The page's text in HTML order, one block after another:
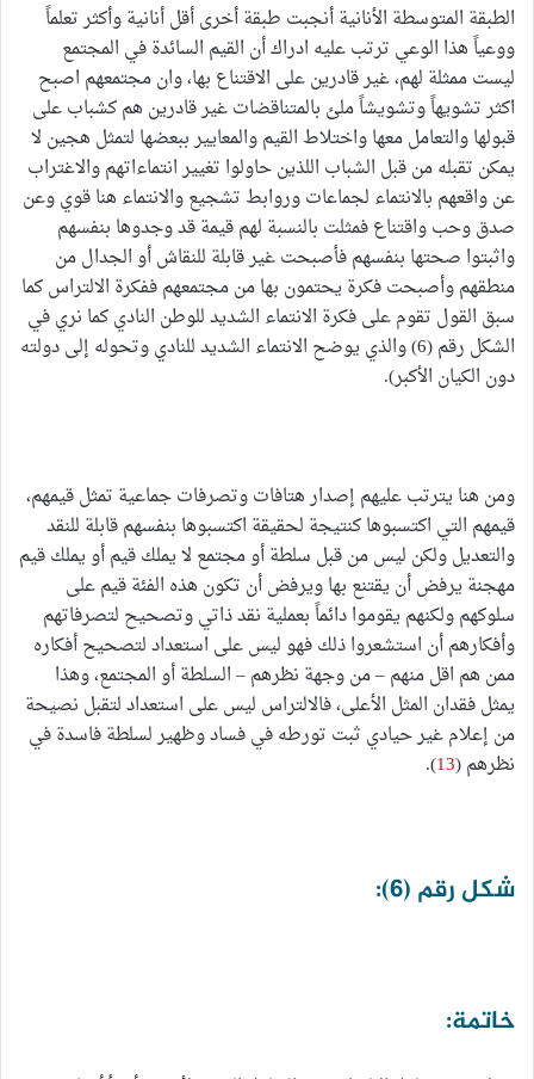
الطبقة المتوسطة الأنانية أنجبت طبقة أخرى أقل أنانية وأكثر تعلماً
ووعياً هذا الوعي ترتب عليه ادراك أن القيم السائدة في المجتمع
ليست ممثلة لهم، غير قادرين على الاقتناع بها، وان مجتمعهم اصبح
اكثر تشويهاً وتشويشاً ملئ بالمتناقضات غير قادرين هم كشباب على
قبولها والتعامل معها واختلاط القيم والمعايير ببعضها لتمثل هجين لا
يمكن تقبله من قبل الشباب اللذين حاولوا تغيير انتماءاتهم والاغتراب
عن واقعهم بالانتماء لجماعات وروابط تشجيع والانتماء هنا قوي وعن
صدق وحب واقتناع فمثلت بالنسبة لهم قيمة قد وجدوها بنفسهم
واثبتوا صحتها بنفسهم فأصبحت غير قابلة للنقاش أو الجدال من
منطقهم وأصبحت فكرة يحتمون بها من مجتمعهم ففكرة الالتراس كما
سبق القول تقوم على فكرة الانتماء الشديد للوطن النادي كما نري في
الشكل رقم (6) والذي يوضح الانتماء الشديد للنادي وتحوله إلى دولته
دون الكيان الأكبر).
ومن هنا يترتب عليهم إصدار هتافات وتصرفات جماعية تمثل قيمهم،
قيمهم التي اكتسبوها كنتيجة لحقيقة اكتسبوها بنفسهم قابلة للنقد
والتعديل ولكن ليس من قبل سلطة أو مجتمع لا يملك قيم أو يملك قيم
مهجنة يرفض أن يقتنع بها ويرفض أن تكون هذه الفئة قيم على
سلوكهم ولكنهم يقوموا دائماً بعملية نقد ذاتي وتصحيح لتصرفاتهم
وأفكارهم أن استشعروا ذلك فهو ليس على استعداد لتصحيح أفكاره
ممن هم اقل منهم – من وجهة نظرهم – السلطة أو المجتمع، وهذا
يمثل فقدان المثل الأعلى، فالالتراس ليس على استعداد لتقبل نصيحة
من إعلام غير حيادي ثبت تورطه في فساد وظهير لسلطة فاسدة في
نظرهم (13
).
شكل رقم (6):
خاتمة: